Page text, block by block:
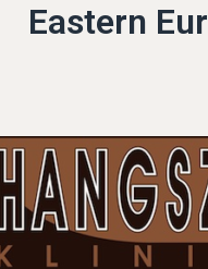
Eastern